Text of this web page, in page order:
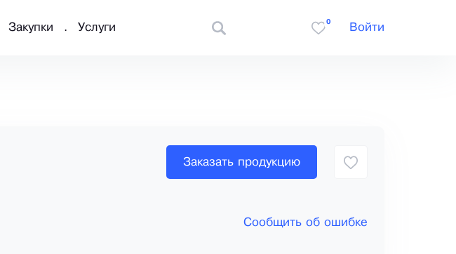
Закупки Услуги
0
Войти
Заказать продукцию
Сообщить об ошибке